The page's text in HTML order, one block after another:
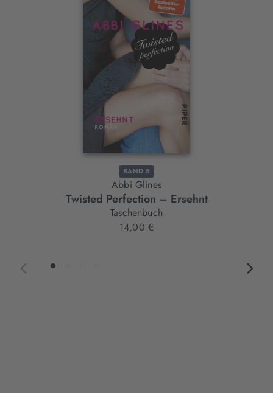
BAND 5
Abbi Glines
Twisted Perfection – Ersehnt
Taschenbuch
14,00 €